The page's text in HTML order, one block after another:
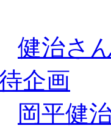
健治さ
企画
岡平健